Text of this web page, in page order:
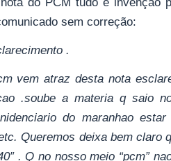
sem correção:
.
vem atraz desta nota
.soube a materia q saio
do maranhao
Queremos deixa bem claro
. Q no nosso meio “pcm”